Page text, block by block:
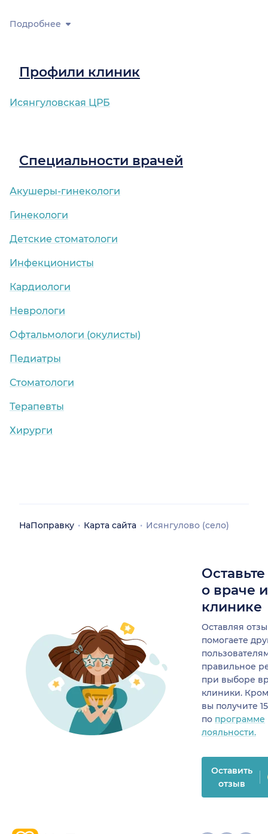
Подробнее
Профили клиник
Исянгуловская ЦРБ
Специальности врачей
Акушеры-гинекологи
Гинекологи
Детские стоматологи
Инфекционисты
Кардиологи
Неврологи
Офтальмологи (окулисты)
Педиатры
Стоматологи
Терапевты
Хирурги
НаПоправку Карта сайта Исянгулово (село)
о враче
клинике
Оставляя
помогаете
правильное
при выборе
клиники.
вы получите
по программе
лояльности.
Оставить
отзыв